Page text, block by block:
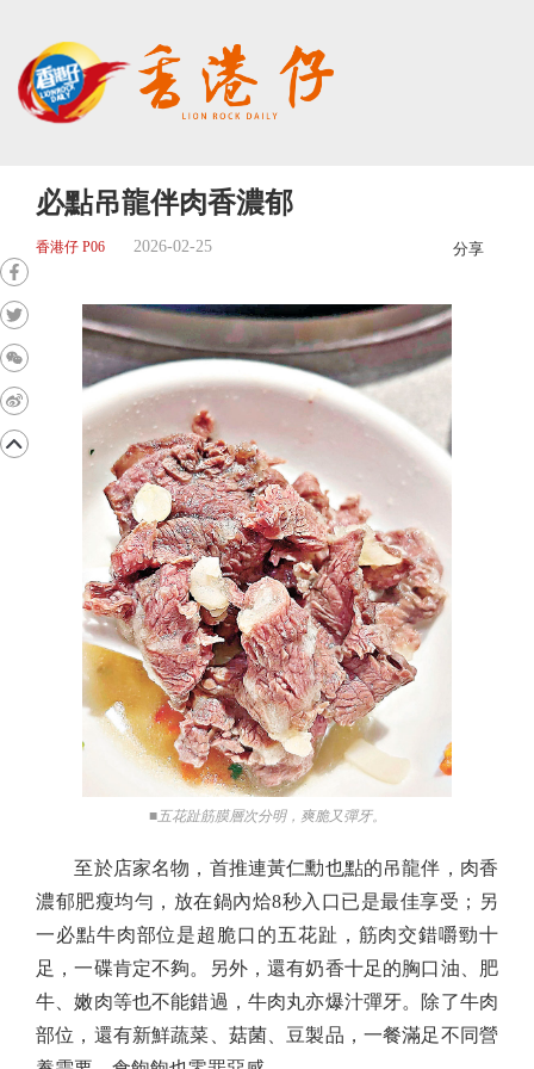
必點吊龍伴肉香濃郁
香港仔 P06 2026-02-25 分享
■五花趾筋膜層次分明，爽脆又彈牙。
至於店家名物，首推連黃仁勳也點的吊龍伴，肉香
濃郁肥瘦均勻，放在鍋內烚8秒入口已是最佳享受；另
一必點牛肉部位是超脆口的五花趾，筋肉交錯嚼勁十
足，一碟肯定不夠。另外，還有奶香十足的胸口油、肥
牛、嫩肉等也不能錯過，牛肉丸亦爆汁彈牙。除了牛肉
部位，還有新鮮蔬菜、菇菌、豆製品，一餐滿足不同營